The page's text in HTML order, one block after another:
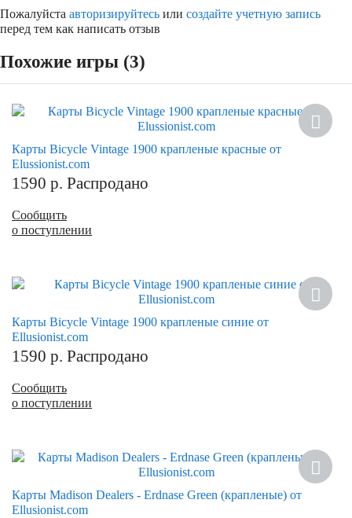
Пожалуйста авторизируйтесь или создайте учетную запись
перед тем как написать отзыв
Похожие игры (3)
Карты Bicycle Vintage 1900 крапленые красные от
Elussionist.com
1590 р. Распродано
Сообщить
о поступлении
Карты Bicycle Vintage 1900 крапленые синие от
Ellusionist.com
1590 р. Распродано
Сообщить
о поступлении
Карты Madison Dealers - Erdnase Green (крапленые) от
Ellusionist.com